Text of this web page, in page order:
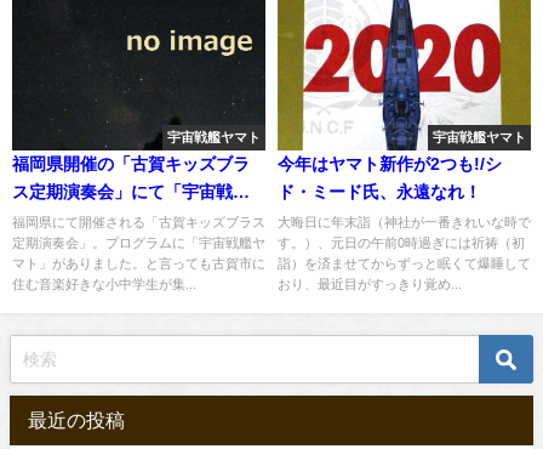
宇宙戦艦ヤマト
福岡県開催の「古賀キッズブラ
ス定期演奏会」にて「宇宙戦艦
ヤマト」を演奏へ
福岡県にて開催される「古賀キッズブラス
定期演奏会」。プログラムに「宇宙戦艦ヤ
マト」がありました。と言っても古賀市に
住む音楽好きな小中学生が集...
宇宙戦艦ヤマト
今年はヤマト新作が2つも!/シ
ド・ミード氏、永遠なれ！
大晦日に年末詣（神社が一番きれいな時で
す。）、元日の午前0時過ぎには祈祷（初
詣）を済ませてからずっと眠くて爆睡して
おり、最近目がすっきり覚め...
最近の投稿